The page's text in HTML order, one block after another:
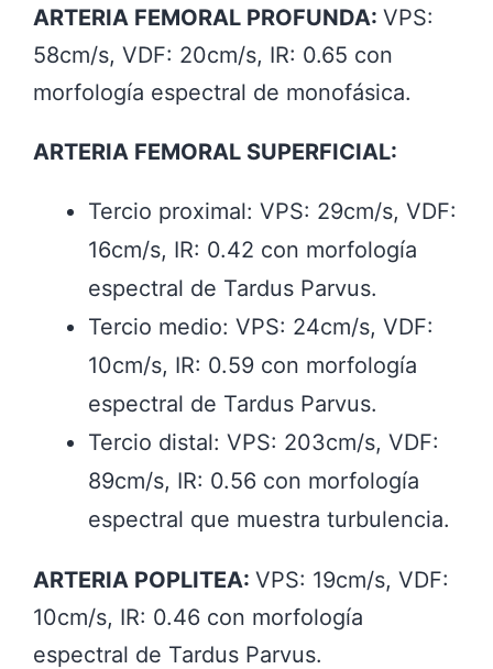
ARTERIA FEMORAL PROFUNDA: VPS:
58cm/s, VDF: 20cm/s, IR: 0.65 con
morfología espectral de monofásica.
ARTERIA FEMORAL SUPERFICIAL:
Tercio proximal: VPS: 29cm/s, VDF:
16cm/s, IR: 0.42 con morfología
espectral de Tardus Parvus.
Tercio medio: VPS: 24cm/s, VDF:
10cm/s, IR: 0.59 con morfología
espectral de Tardus Parvus.
Tercio distal: VPS: 203cm/s, VDF:
89cm/s, IR: 0.56 con morfología
espectral que muestra turbulencia.
ARTERIA POPLITEA: VPS: 19cm/s, VDF:
10cm/s, IR: 0.46 con morfología
espectral de Tardus Parvus.